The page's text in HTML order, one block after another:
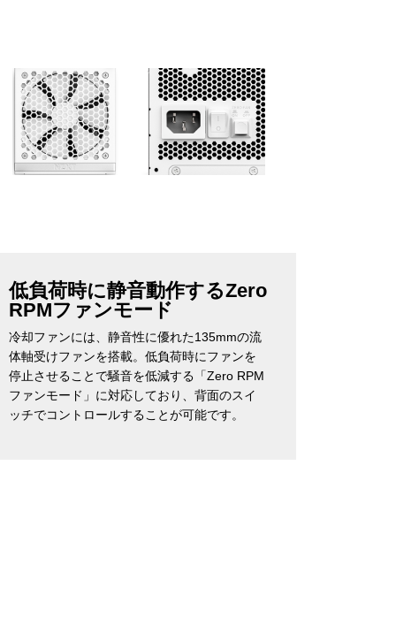
低負荷時に静音動作するZero
RPMファンモード
冷却ファンには、静音性に優れた135mmの流
体軸受けファンを搭載。低負荷時にファンを
停止させることで騒音を低減する「Zero RPM
ファンモード」に対応しており、背面のスイ
ッチでコントロールすることが可能です。